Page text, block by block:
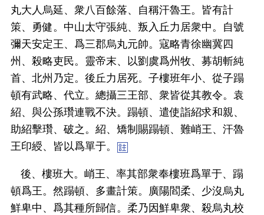
丸大人烏延、衆八百餘落、自稱汗魯王。皆有計
策、勇健。中山太守張純、叛入丘力居衆中。自號
彌天安定王、爲三郡烏丸元帥。寇略青徐幽冀四
州、殺略吏民。靈帝末、以劉虞爲州牧、募胡斬純
首、北州乃定。後丘力居死。子樓班年小、從子蹋
頓有武略、代立。總攝三王部、衆皆從其教令。袁
紹、與公孫瓚連戰不決。蹋頓、遣使詣紹求和親、
助紹擊瓚、破之。紹、矯制賜蹋頓、難峭王、汗魯
王印綬、皆以爲單于。
後、樓班大。峭王、率其部衆奉樓班爲單于、蹋
頓爲王。然蹋頓、多畫計策。廣陽閻柔、少沒烏丸
鮮卑中、爲其種所歸信。柔乃因鮮卑衆、殺烏丸校